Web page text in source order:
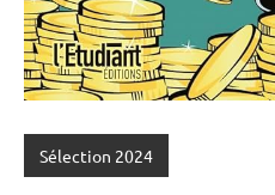
Sélection 2024